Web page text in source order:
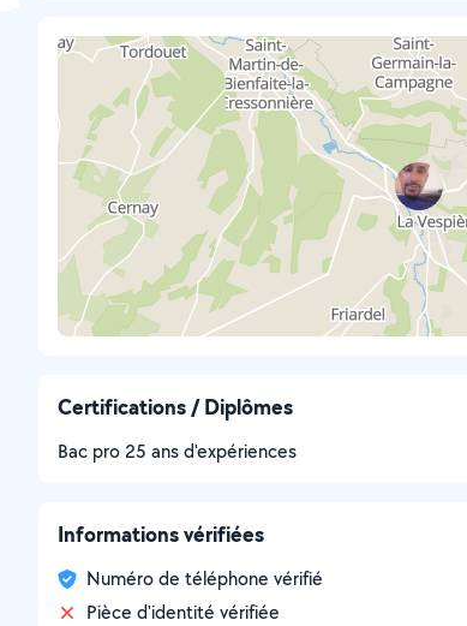
Certifications / Diplômes
Bac pro 25 ans d'expériences
Informations vérifiées
Numéro de téléphone vérifié
Pièce d'identité vérifiée